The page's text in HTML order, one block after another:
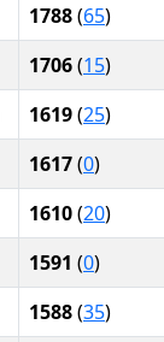
1788(65)
1706(15)
1619(25)
1617(0)
1610(20)
1591 (0)
1588(35)